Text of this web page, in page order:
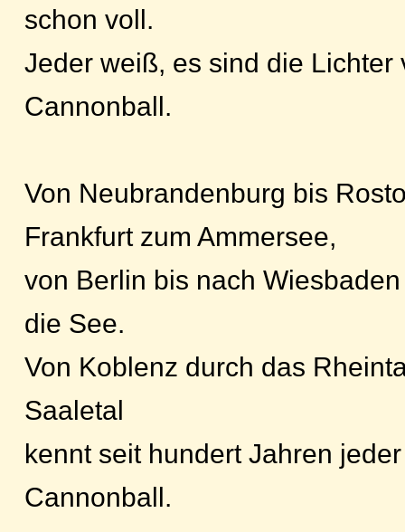
schon voll.
Jeder weiß, es sind die Lichter
Cannonball.
Von Neubrandenburg bis
Frankfurt zum Ammersee,
von Berlin bis nach
die See.
Von Koblenz durch das
Saaletal
kennt seit hundert Jahren
Cannonball.